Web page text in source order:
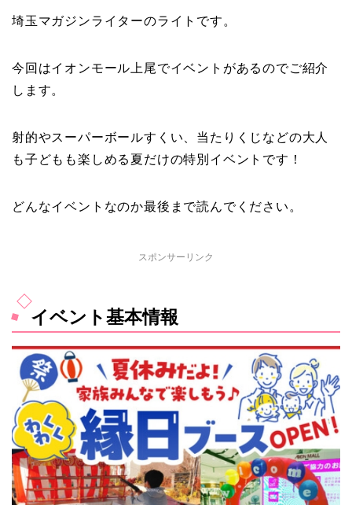
埼玉マガジンライターのライトです。
今回はイオンモール上尾でイベントがあるのでご紹介
します。
射的やスーパーボールすくい、当たりくじなどの大人
も子どもも楽しめる夏だけの特別イベントです！
どんなイベントなのか最後まで読んでください。
スポンサーリンク
イベント基本情報